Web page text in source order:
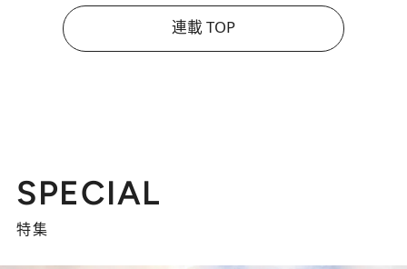
連載 TOP
SPECIAL
特集